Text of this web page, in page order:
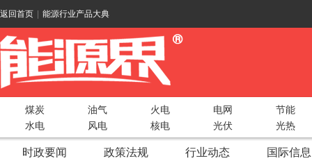
返回首页 能源行业产品大典
煤炭 油气 火电 电网
节能
水电
风电 核电 光伏 光热
时政要闻 政策法规 行业动态 国际信息